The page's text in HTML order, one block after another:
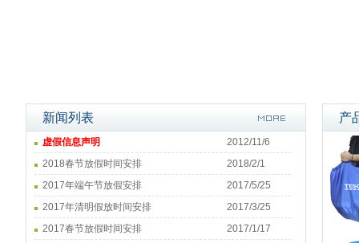
新闻列表
虚假信息声明
2012/11/6
2018春节放假时间安排
2018/2/1
2017年端午节放假安排
2017/5/25
2017年清明假放时间安排
2017/3/25
2017春节放假时间安排
2017/1/17
产